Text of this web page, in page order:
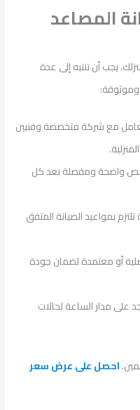
المصاعد
يجب أن تنتبه إلى عدة
مع شركة متخصصة وفنيين
واضحة ومفصلة بعد كل
بمواعيد الصيانة المتفق
أو معتمدة لضمان جودة
على مدار الساعة لحالات
احصل على عرض سعر